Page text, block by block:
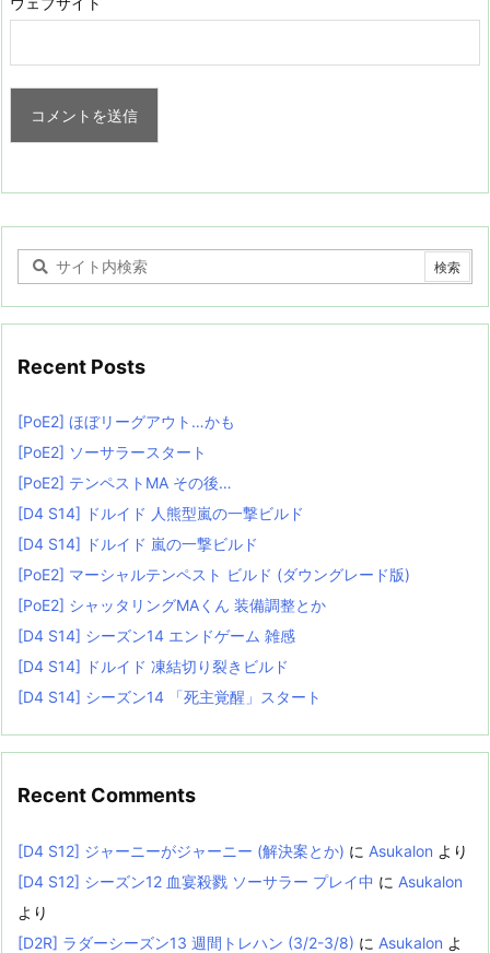
Recent Posts
[PoE2] ほぼリーグアウト…かも
[PoE2] ソーサラースタート
[PoE2] テンペストMA その後…
[D4 S14] ドルイド 人熊型嵐の一撃ビルド
[D4 S14] ドルイド 嵐の一撃ビルド
[PoE2] マーシャルテンペスト ビルド (ダウングレード版)
[PoE2] シャッタリングMAくん 装備調整とか
[D4 S14] シーズン14 エンドゲーム 雑感
[D4 S14] ドルイド 凍結切り裂きビルド
[D4 S14] シーズン14 「死主覚醒」スタート
Recent Comments
[D4 S12] ジャーニーがジャーニー (解決案とか) に Asukalon より
[D4 S12] シーズン12 血宴殺戮 ソーサラー プレイ中 に Asukalon
より
[D2R] ラダーシーズン13 週間トレハン (3/2-3/8) に Asukalon よ